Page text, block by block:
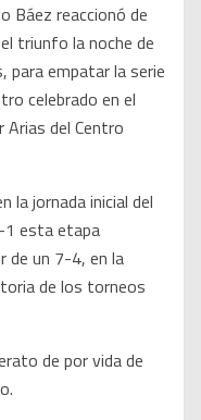
Báez reaccionó de
triunfo la noche de
para empatar la serie
celebrado en el
Arias del Centro
la jornada inicial del
1 esta etapa
de un 7-4, en la
de los torneos
de por vida de